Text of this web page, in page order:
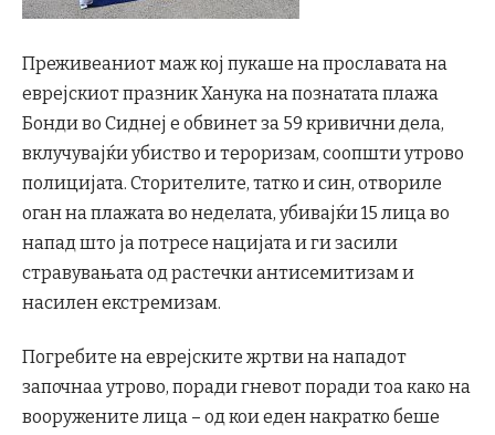
Преживеаниот маж кој пукаше на прославата на
еврејскиот празник Ханука на познатата плажа
Бонди во Сиднеј е обвинет за 59 кривични дела,
вклучувајќи убиство и тероризам, соопшти утрово
полицијата. Сторителите, татко и син, отвориле
оган на плажата во неделата, убивајќи 15 лица во
напад што ја потресе нацијата и ги засили
стравувањата од растечки антисемитизам и
насилен екстремизам.
Погребите на еврејските жртви на нападот
започнаа утрово, поради гневот поради тоа како на
вооружените лица – од кои еден накратко беше